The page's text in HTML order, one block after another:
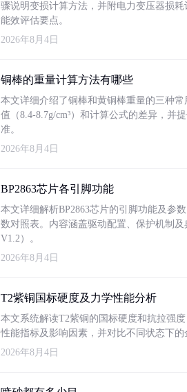
骤说明变损计算方法，并附电力变压器损
能效评估要点。
2026年8月4日
铜棒的重量计算方法有哪些
本文详细介绍了铜棒和黄铜棒重量的三种
值（8.4-8.7g/cm³）和计算公式的差异，并
准。
2026年8月4日
BP2863芯片各引脚功能
本文详细解析BP2863芯片的引脚功能及参
数对照表。内容涵盖驱动配置、保护机制
V1.2）。
2026年8月4日
T2紫铜国标硬度及力学性能分析
本文系统解读T2紫铜的国标硬度和抗拉强
性能指标及影响因素，并对比不同状态下的
2026年8月4日